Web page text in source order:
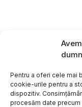
Pentru a oferi cele mai
cookie-urile pentru a
dispozitiv.
procesăm date